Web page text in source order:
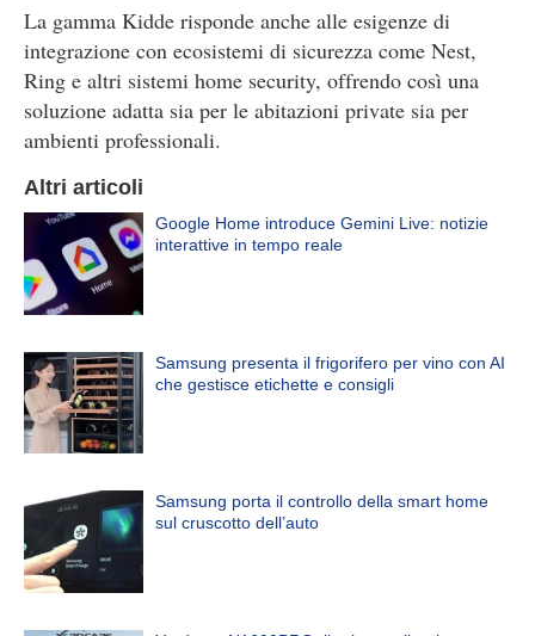
La gamma Kidde risponde anche alle esigenze di
integrazione con ecosistemi di sicurezza come Nest,
Ring e altri sistemi home security, offrendo così una
soluzione adatta sia per le abitazioni private sia per
ambienti professionali.
Altri articoli
Google Home introduce Gemini Live: notizie
interattive in tempo reale
Samsung presenta il frigorifero per vino con AI
che gestisce etichette e consigli
Samsung porta il controllo della smart home
sul cruscotto dell’auto